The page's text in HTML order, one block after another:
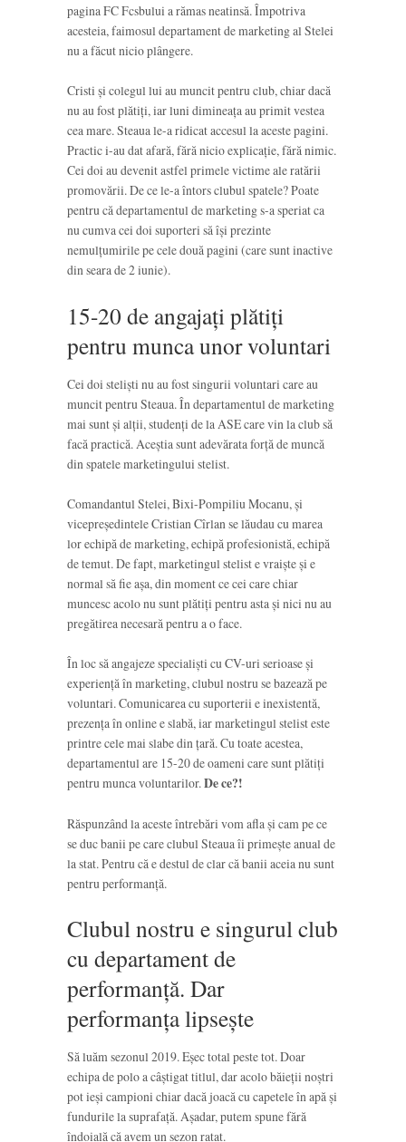
pagina FC Fcsbului a rămas neatinsă. Împotriva
acesteia, faimosul departament de marketing al Stelei
nu a făcut nicio plângere.
Cristi și colegul lui au muncit pentru club, chiar dacă
nu au fost plătiți, iar luni dimineața au primit vestea
cea mare. Steaua le-a ridicat accesul la aceste pagini.
Practic i-au dat afară, fără nicio explicație, fără nimic.
Cei doi au devenit astfel primele victime ale ratării
promovării. De ce le-a întors clubul spatele? Poate
pentru că departamentul de marketing s-a speriat ca
nu cumva cei doi suporteri să își prezinte
nemulțumirile pe cele două pagini (care sunt inactive
din seara de 2 iunie).
15-20 de angajați plătiți
pentru munca unor voluntari
Cei doi steliști nu au fost singurii voluntari care au
muncit pentru Steaua. În departamentul de marketing
mai sunt și alții, studenți de la ASE care vin la club să
facă practică. Aceștia sunt adevărata forță de muncă
din spatele marketingului stelist.
Comandantul Stelei, Bixi-Pompiliu Mocanu, și
vicepreședintele Cristian Cîrlan se lăudau cu marea
lor echipă de marketing, echipă profesionistă, echipă
de temut. De fapt, marketingul stelist e vraiște și e
normal să fie așa, din moment ce cei care chiar
muncesc acolo nu sunt plătiți pentru asta și nici nu au
pregătirea necesară pentru a o face.
În loc să angajeze specialiști cu CV-uri serioase și
experiență în marketing, clubul nostru se bazează pe
voluntari. Comunicarea cu suporterii e inexistentă,
prezența în online e slabă, iar marketingul stelist este
printre cele mai slabe din țară. Cu toate acestea,
departamentul are 15-20 de oameni care sunt plătiți
pentru munca voluntarilor.De ce?!
Răspunzând la aceste întrebări vom afla și cam pe ce
se duc banii pe care clubul Steaua îi primește anual de
la stat. Pentru că e destul de clar că banii aceia nu sunt
pentru performanță.
Clubul nostru e singurul club
cu departament de
performanță. Dar
performanța lipsește
Să luăm sezonul 2019. Eșec total peste tot. Doar
echipa de polo a câștigat titlul, dar acolo băieții noștri
pot ieși campioni chiar dacă joacă cu capetele în apă și
fundurile la suprafață. Așadar, putem spune fără
îndoială că avem un sezon ratat.